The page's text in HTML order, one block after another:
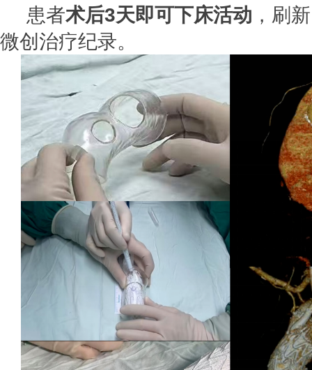
患者术后3天即可下床活动 ，刷
微创治疗纪录。